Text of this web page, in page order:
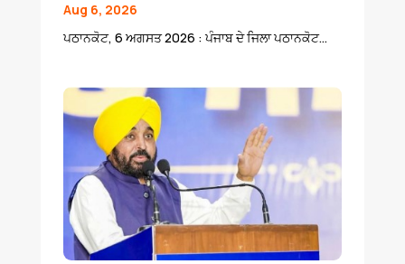
Aug 6, 2026
ਪਠਾਨਕੋਟ, 6 ਅਗਸਤ 2026 : ਪੰਜਾਬ ਦੇ ਜਿਲਾ ਪਠਾਨਕੋਟ...